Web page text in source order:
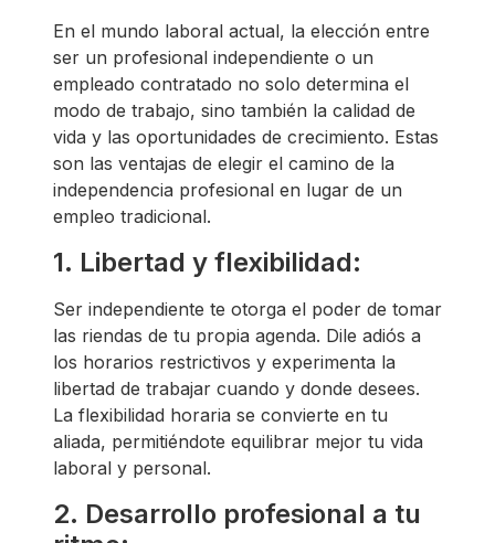
En el mundo laboral actual, la elección entre
ser un profesional independiente o un
empleado contratado no solo determina el
modo de trabajo, sino también la calidad de
vida y las oportunidades de crecimiento. Estas
son las ventajas de elegir el camino de la
independencia profesional en lugar de un
empleo tradicional.
1. Libertad y flexibilidad:
Ser independiente te otorga el poder de tomar
las riendas de tu propia agenda. Dile adiós a
los horarios restrictivos y experimenta la
libertad de trabajar cuando y donde desees.
La flexibilidad horaria se convierte en tu
aliada, permitiéndote equilibrar mejor tu vida
laboral y personal.
2. Desarrollo profesional a tu